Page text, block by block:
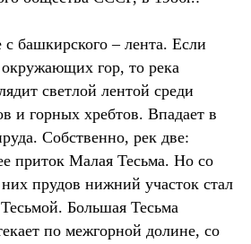
с башкирского – лента. Если
гор, то река
светлой лентой среди
и горных хребтов. Впадает в
Собственно, рек две:
приток Малая Тесьма. Но со
прудов нижний участок стал
Большая Тесьма
по межгорной долине, со